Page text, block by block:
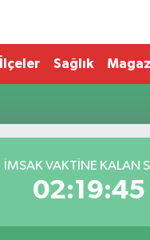
İlçeler Sağlık
İMSAK VAKTİNE KALAN
02:19:45